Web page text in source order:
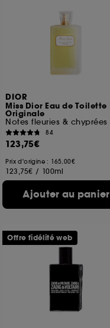
DIOR
Miss Dior Eau de Toilette
Originale
Notes fleuries & chyprées
84
123,75€
Prix d'origine : 165,00€
123,75€ / 100ml
Ajouter au panier
Offre fidélité web